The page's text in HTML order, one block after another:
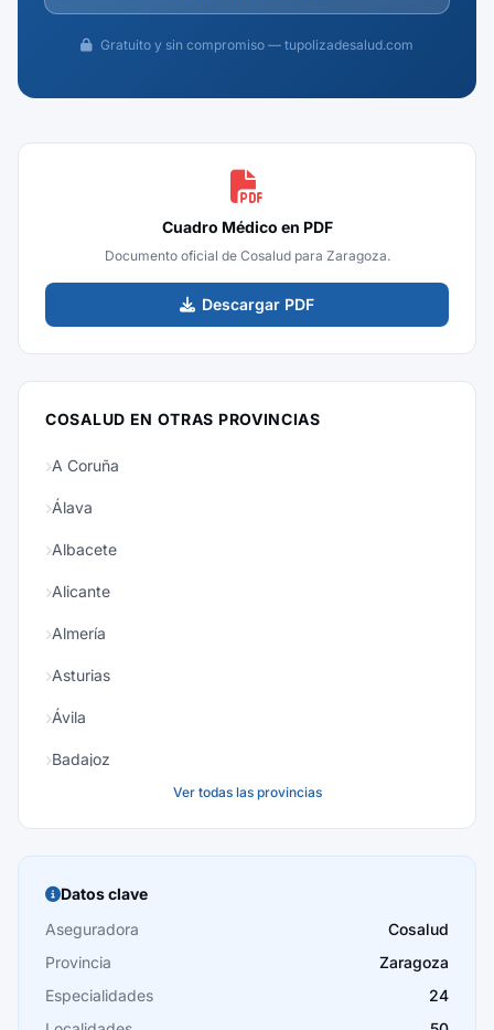
Gratuito y sin compromiso — tupolizadesalud.com
Cuadro Médico en PDF
Documento oficial de Cosalud para Zaragoza.
Descargar PDF
COSALUD EN OTRAS PROVINCIAS
A Coruña
Álava
Albacete
Alicante
Almería
Asturias
Ávila
Badajoz
Burgos
Cáceres
Cádiz
Cantabria
Ver todas las provincias
Datos clave
Aseguradora
Cosalud
Provincia
Zaragoza
Especialidades
24